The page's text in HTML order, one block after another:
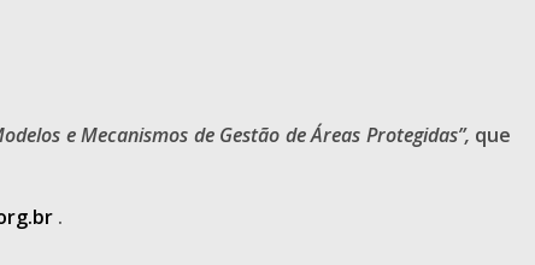
e Mecanismos de Gestão de Áreas Protegidas”, que
.